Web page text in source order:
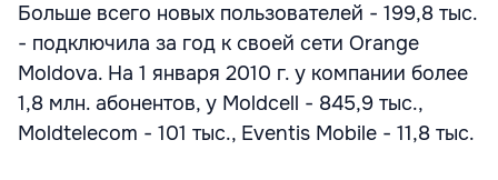
Больше всего новых пользователей - 199,8 тыс.
- подключила за год к своей сети Orange
Moldova. На 1 января 2010 г. у компании более
1,8 млн. абонентов, у Moldcell - 845,9 тыс.,
Moldtelecom - 101 тыс., Eventis Mobile - 11,8 тыс.